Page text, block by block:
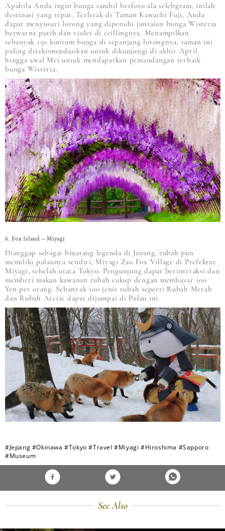
Apabila Anda ingin bunga sambil berfoto ala selebgram, inilah
destinasi yang tepat. Terletak di Taman Kawachi Fuji, Anda
dapat menyusuri lorong yang dipenuhi juntaian bunga Wisteria
berwarna putih dan violet di ceillingnya. Menampilkan
sebanyak 150 kuntum bunga di sepanjang lorongnya, taman ini
paling direkomendasikan untuk dikunjungi di akhir April
hingga awal Mei untuk mendapatkan pemandangan terbaik
bunga Wisteria.
6. Fox Island – Miyagi
Dianggap sebagai binatang legenda di Jeoang, rubah pun
memiliki pulaunya sendiri, Miyagi Zao Fox Village di Prefektur
Miyagi, sebelah utara Tokyo. Pengunjung dapat berinteraksi dan
memberi makan kawanan rubah cukup dengan membayar 100
Yen per orang. Sebanyak 100 jenis rubah seperti Rubah Merah
dan Rubah Arctic dapat dijumpai di Pulau ini.
#Jepang #Okinawa #Tokyo #Travel #Miyagi #Hiroshima #Sapporo
#Museum
See Also